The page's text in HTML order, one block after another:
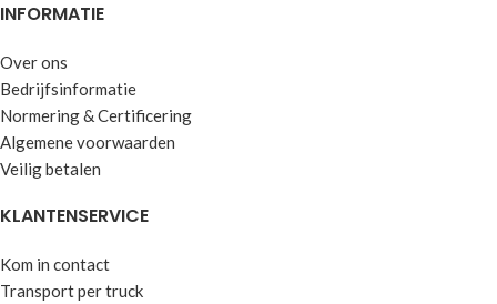
INFORMATIE
Over ons
Bedrijfsinformatie
Normering & Certificering
Algemene voorwaarden
Veilig betalen
KLANTENSERVICE
Kom in contact
Transport per truck